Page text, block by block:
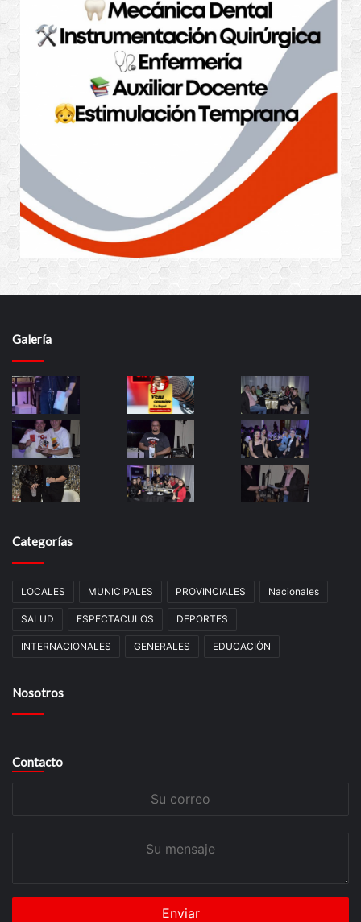
Galería
Categorías
LOCALES MUNICIPALES PROVINCIALES Nacionales
SALUD ESPECTACULOS DEPORTES
INTERNACIONALES GENERALES EDUCACIÒN
Nosotros
Contacto